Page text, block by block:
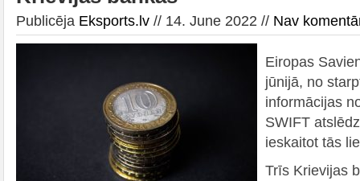
Publicēja Eksports.lv // 14. June 2022 // Nav
Eiropas
jūnijā, no
informācijas
SWIFT
ieskaitot tās
Trīs Krievijas